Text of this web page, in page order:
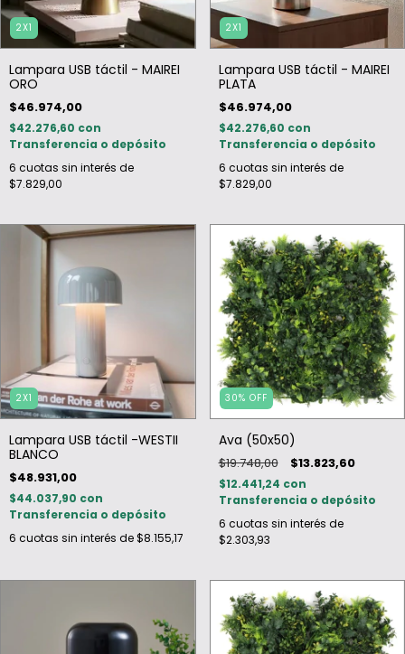
2X1
Lampara USB táctil - MAIREI
ORO
$46.974,00
$42.276,60 con
Transferencia o depósito
6 cuotas sin interés de
$7.829,00
2X1
Lampara USB táctil - MAIREI
PLATA
$46.974,00
$42.276,60 con
Transferencia o depósito
6 cuotas sin interés de
$7.829,00
2X1
Lampara USB táctil -WESTII
BLANCO
$48.931,00
$44.037,90 con
Transferencia o depósito
6 cuotas sin interés de$8.155,17
30% OFF
Ava (50x50)
$19.748,00 $13.823,60
$12.441,24 con
Transferencia o depósito
6 cuotas sin interés de
$2.303,93